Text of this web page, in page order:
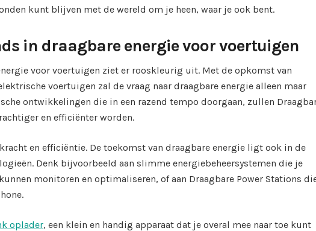
kunt blijven met de wereld om je heen, waar je ook bent.
in draagbare energie voor voertuigen
voor voertuigen ziet er rooskleurig uit. Met de opkomst van
voertuigen zal de vraag naar draagbare energie alleen maar
ontwikkelingen die in een razend tempo doorgaan, zullen
en efficiënter worden.
en efficiëntie. De toekomst van draagbare energie ligt ook in de
Denk bijvoorbeeld aan slimme energiebeheersystemen die je
monitoren en optimaliseren, of aan Draagbare Power Stations
oplader, een klein en handig apparaat dat je overal mee naar toe kunt